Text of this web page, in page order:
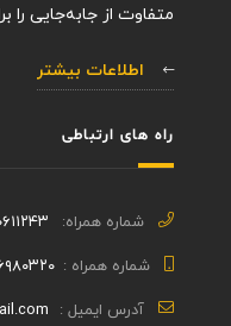
متفاوت از جابه‌جایی را
راه های ارتباطی
شماره همراه:
شماره همراه :
آدرس ایمیل :